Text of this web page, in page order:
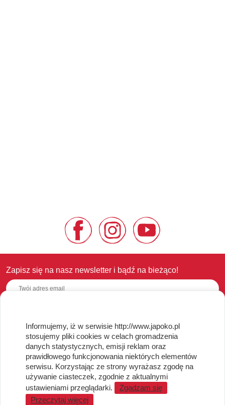
Zapisz się na nasz newsletter i bądź na bieżąco!
OBSŁUGA KLIENTA
Regulamin i Polityka Cookies
Dostawa, Reklamacje i Zwroty
Metody płatności
Standardy jakości i bezpieczeństwa
WARTO WIEDZIEĆ
Informujemy, iż w serwisie http://www.japoko.pl
stosujemy pliki cookies w celach gromadzenia
danych statystycznych, emisji reklam oraz
prawidłowego funkcjonowania niektórych elementów
serwisu. Korzystając ze strony wyrażasz zgodę na
używanie ciasteczek, zgodnie z aktualnymi
ustawieniami przeglądarki.
Zgadzam się
Przeczytaj więcej